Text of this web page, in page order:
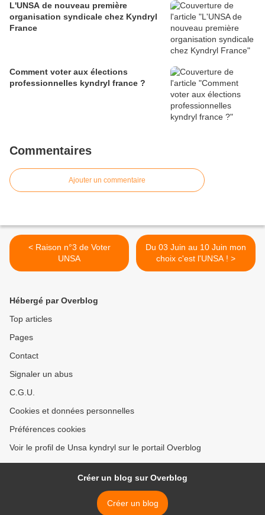
L'UNSA de nouveau première
organisation syndicale chez Kyndryl
France
Comment voter aux élections
professionnelles kyndryl france ?
Commentaires
Ajouter un commentaire
< Raison n°3 de Voter
UNSA
Du 03 Juin au 10 Juin mon
choix c'est l'UNSA ! >
Hébergé par Overblog
Top articles
Pages
Contact
Signaler un abus
C.G.U.
Cookies et données personnelles
Préférences cookies
Voir le profil de Unsa kyndryl sur le portail Overblog
Créer un blog sur Overblog
Créer un blog